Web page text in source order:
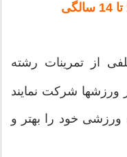
از تمرینات رشته
شرکت نمایند
ورزشی خود را بهتر و